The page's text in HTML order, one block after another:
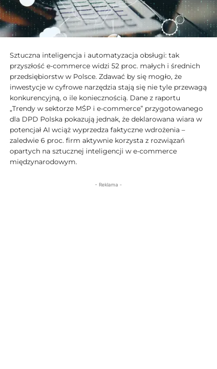
Sztuczna inteligencja i automatyzacja obsługi: tak
przyszłość e-commerce widzi 52 proc. małych i średnich
przedsiębiorstw w Polsce. Zdawać by się mogło, że
inwestycje w cyfrowe narzędzia stają się nie tyle przewagą
konkurencyjną, o ile koniecznością. Dane z raportu
„Trendy w sektorze MŚP i e-commerce” przygotowanego
dla DPD Polska pokazują jednak, że deklarowana wiara w
potencjał AI wciąż wyprzedza faktyczne wdrożenia –
zaledwie 6 proc. firm aktywnie korzysta z rozwiązań
opartych na sztucznej inteligencji w e-commerce
międzynarodowym.
- Reklama -